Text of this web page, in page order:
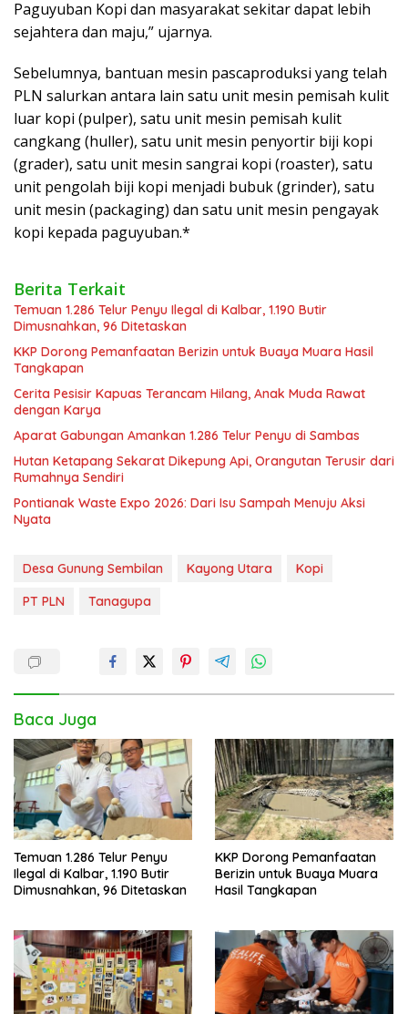
Paguyuban Kopi dan masyarakat sekitar dapat lebih
sejahtera dan maju,” ujarnya.
Sebelumnya, bantuan mesin pascaproduksi yang telah
PLN salurkan antara lain satu unit mesin pemisah kulit
luar kopi (pulper), satu unit mesin pemisah kulit
cangkang (huller), satu unit mesin penyortir biji kopi
(grader), satu unit mesin sangrai kopi (roaster), satu
unit pengolah biji kopi menjadi bubuk (grinder), satu
unit mesin (packaging) dan satu unit mesin pengayak
kopi kepada paguyuban.*
Berita Terkait
Temuan 1.286 Telur Penyu Ilegal di Kalbar, 1.190 Butir
Dimusnahkan, 96 Ditetaskan
KKP Dorong Pemanfaatan Berizin untuk Buaya Muara Hasil
Tangkapan
Cerita Pesisir Kapuas Terancam Hilang, Anak Muda Rawat
dengan Karya
Aparat Gabungan Amankan 1.286 Telur Penyu di Sambas
Hutan Ketapang Sekarat Dikepung Api, Orangutan Terusir dari
Rumahnya Sendiri
Pontianak Waste Expo 2026: Dari Isu Sampah Menuju Aksi
Nyata
Desa Gunung Sembilan Kayong Utara
Kopi
PT PLN
Tanagupa
Baca Juga
Temuan 1.286 Telur Penyu
Ilegal di Kalbar, 1.190 Butir
Dimusnahkan, 96 Ditetaskan
KKP Dorong Pemanfaatan
Berizin untuk Buaya Muara
Hasil Tangkapan